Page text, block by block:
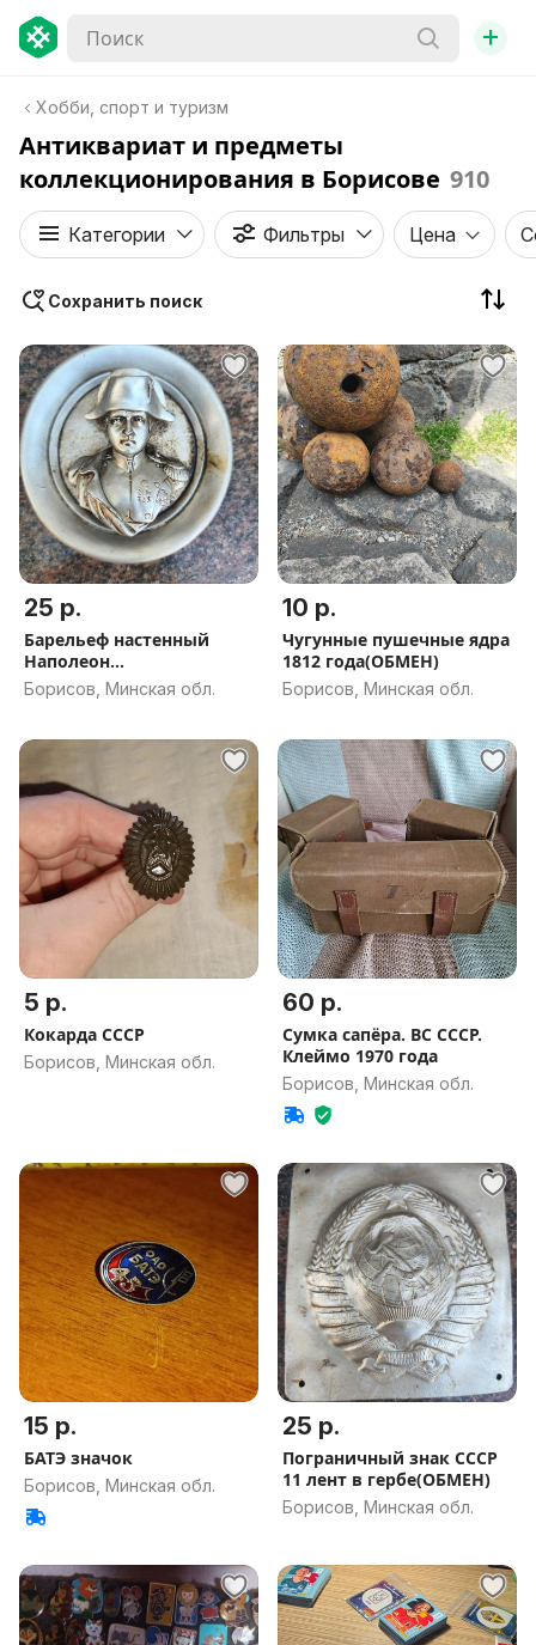
+
Хобби, спорт и туризм
Антиквариат и предметы
коллекционирования в Борисове 910
Категории Фильтры Цена
Сохранить поиск
25 р.
Барельеф настенный
Наполеон
Бонапарт(ОБМЕН)
Борисов, Минская обл.
10 р.
Чугунные пушечные ядра
1812 года(ОБМЕН)
Борисов, Минская обл.
5 р.
Кокарда СССР
Борисов, Минская обл.
60 р.
Сумка сапёра. ВС СССР.
Клеймо 1970 года
Борисов, Минская обл.
15 р.
БАТЭ значок
Борисов, Минская обл.
25 р.
Пограничный знак СССР
11 лент в гербе(ОБМЕН)
Борисов, Минская обл.